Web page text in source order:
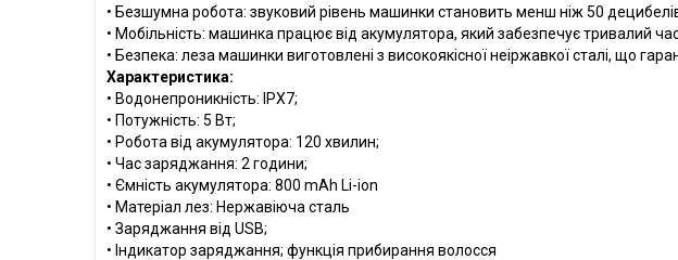
• Безшумна робота: звуковий рівень машинки становить менш ніж 50
• Мобільність: машинка працює від акумулятора, який забезпечує тривалий
• Безпека: леза машинки виготовлені з високоякісної неіржавкої сталі, що
Характеристика:
• Водонепроникність: IPX7;
• Потужність: 5 Вт;
• Робота від акумулятора: 120 хвилин;
• Час заряджання: 2 години;
• Ємність акумулятора: 800 mAh Li-ion
• Матеріал лез: Нержавіюча сталь
• Заряджання від USB;
• Індикатор заряджання; функція прибирання волосся